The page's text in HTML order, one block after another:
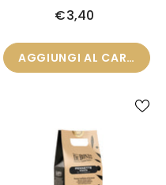
€3,40
AGGIUNGI AL CARRELLO